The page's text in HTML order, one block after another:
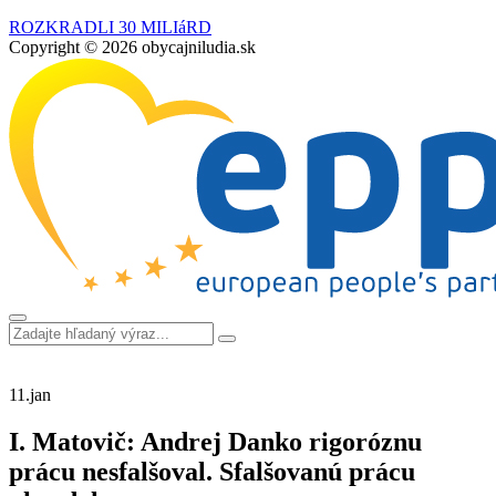
ROZKRADLI 30 MILIáRD
Copyright © 2026 obycajniludia.sk
11.jan
I. Matovič: Andrej Danko rigoróznu
prácu nesfalšoval. Sfalšovanú prácu